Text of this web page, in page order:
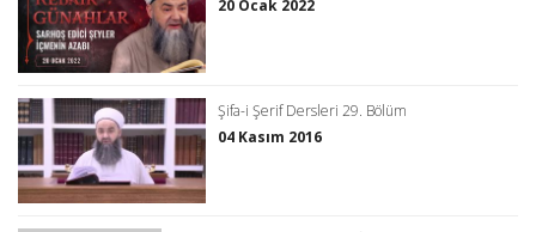
20 Ocak 2022
Şifa-i Şerif Dersleri 29. Bölüm
04 Kasım 2016